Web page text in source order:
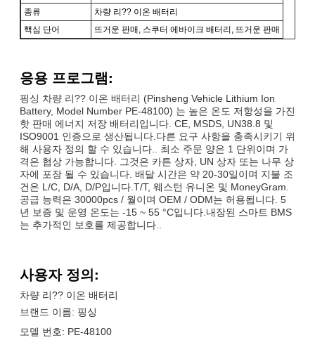
종류
차량 리?? 이온 배터리
핵심 단어
뜨거운 판매, 스쿠터 에바이크 배터리, 뜨거운 판매
응용 프로그램:
핑싱 차량 리?? 이온 배터리 (Pinsheng Vehicle Lithium Ion
Battery, Model Number PE-48100) 는 높은 온도 저항성을 가진
핫 판매 에너지 저장 배터리입니다. CE, MSDS, UN38.8 및
ISO9001 인증으로 생산됩니다.다른 요구 사항을 충족시키기 위
해 사용자 정의 할 수 있습니다.. 최소 주문 양은 1 단위이며 가
격은 협상 가능합니다. 그것은 카튼 상자, UN 상자 또는 나무 상
자에 포장 될 수 있습니다. 배달 시간은 약 20-30일이며 지불 조
건은 L/C, D/A, D/P입니다.T/T, 웨스턴 유니온 및 MoneyGram.
공급 능력은 30000pcs / 월이며 OEM / ODM는 허용됩니다. 5
년 보증 및 운영 온도는 -15 ~ 55 °C입니다.내장된 스마트 BMS
는 추가적인 보호를 제공합니다..
사용자 정의:
차량 리?? 이온 배터리
브랜드 이름: 핑싱
모델 번호: PE-48100